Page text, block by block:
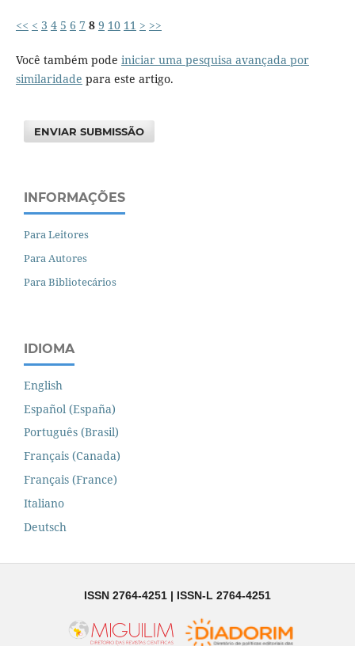
<< < 3 4 5 6 7 8 9 10 11 > >>
Você também pode iniciar uma pesquisa avançada por
similaridade para este artigo.
ENVIAR SUBMISSÃO
INFORMAÇÕES
Para Leitores
Para Autores
Para Bibliotecários
IDIOMA
English
Español (España)
Português (Brasil)
Français (Canada)
Français (France)
Italiano
Deutsch
ISSN 2764-4251 | ISSN-L 2764-4251